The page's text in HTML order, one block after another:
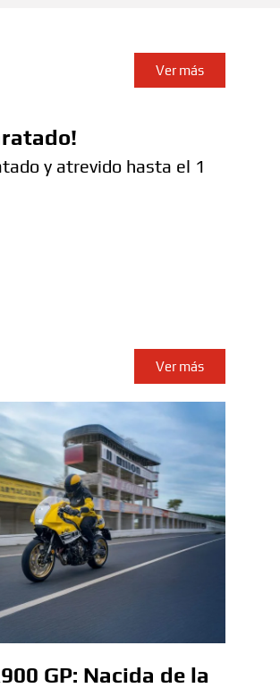
Ver más
y atrevido hasta el 1
Ver más
GP: Nacida de la